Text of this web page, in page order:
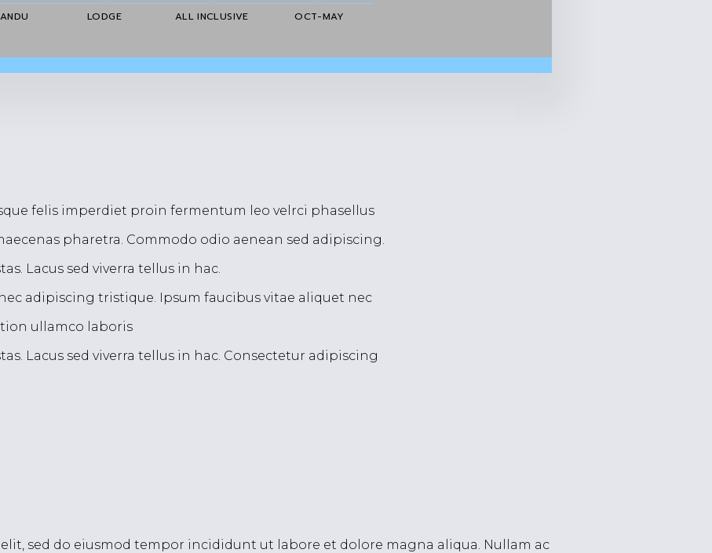
LODGE
ALL INCLUSIVE
OCT-MAY
felis imperdiet proin fermentum leo velrci phasellus
pharetra. Commodo odio aenean sed adipiscing.
Lacus sed viverra tellus in hac.
adipiscing tristique. Ipsum faucibus vitae aliquet nec
ullamco laboris
Lacus sed viverra tellus in hac. Consectetur adipiscing
sed do eiusmod tempor incididunt ut labore et dolore magna aliqua. Nullam ac